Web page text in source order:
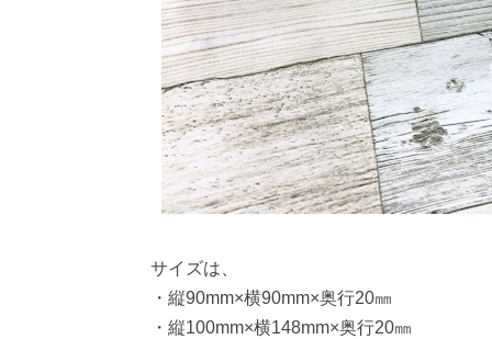
サイズは、
・縦90mm×横90mm×奥行20㎜
・縦100mm×横148mm×奥行20㎜